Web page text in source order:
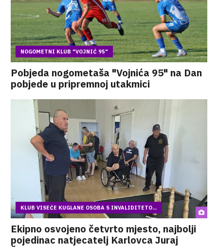
NOGOMETNI KLUB "VOJNIĆ 95"
Pobjeda nogometaša "Vojnića 95" na Dan
pobjede u pripremnoj utakmici
KLUB VISEĆE KUGLANE OSOBA S INVALIDITETO...
Ekipno osvojeno četvrto mjesto, najbolji
pojedinac natjecatelj Karlovca Juraj